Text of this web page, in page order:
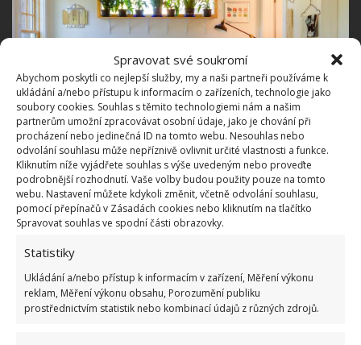
Spravovat své soukromí
Abychom poskytli co nejlepší služby, my a naši partneři používáme k
ukládání a/nebo přístupu k informacím o zařízeních, technologie jako
soubory cookies. Souhlas s těmito technologiemi nám a našim
partnerům umožní zpracovávat osobní údaje, jako je chování při
procházení nebo jedinečná ID na tomto webu. Nesouhlas nebo
odvolání souhlasu může nepříznivě ovlivnit určité vlastnosti a funkce.
Kliknutím níže vyjádřete souhlas s výše uvedeným nebo proveďte
podrobnější rozhodnutí. Vaše volby budou použity pouze na tomto
webu. Nastavení můžete kdykoli změnit, včetně odvolání souhlasu,
pomocí přepínačů v Zásadách cookies nebo kliknutím na tlačítko
Spravovat souhlas ve spodní části obrazovky.
Statistiky
Ukládání a/nebo přístup k informacím v zařízení, Měření výkonu
reklam, Měření výkonu obsahu, Porozumění publiku
prostřednictvím statistik nebo kombinací údajů z různých zdrojů.
Poslední samostatnou místností je praktická
koupelna se sprchovým koutem, umyvadlem a
toaletou, jíž dodává specifické kouzlo především
velká tapeta s plameňáky.